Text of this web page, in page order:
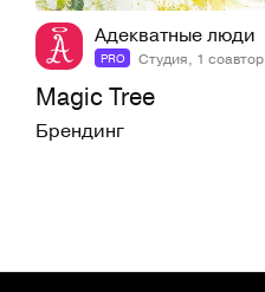
Адекватные люди
PRO Студия, 1 соавтор
Magic Tree
Брендинг